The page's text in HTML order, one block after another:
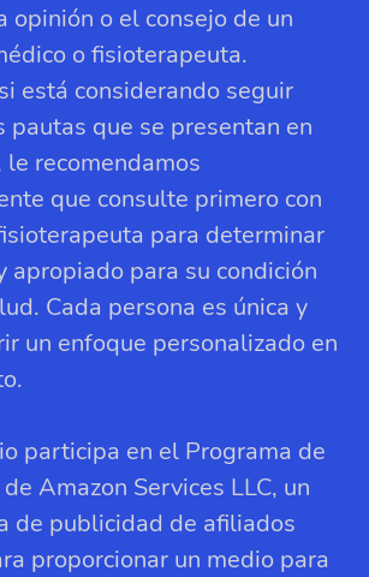
opinión o el consejo de un
o fisioterapeuta.
está considerando seguir
pautas que se presentan en
recomendamos
que consulte primero con
para determinar
apropiado para su condición
Cada persona es única y
un enfoque personalizado en
participa en el Programa de
Amazon Services LLC, un
de publicidad de afiliados
proporcionar un medio para